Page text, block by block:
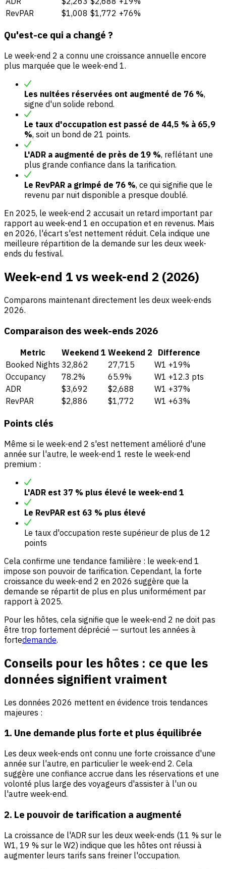
RevPAR
$1,008 $1,772 +76%
Qu'est-ce qui a changé ?
Le week-end 2 a connu une croissance annuelle encore
plus marquée que le week-end 1.
Les nuitées réservées ont augmenté de 76 %,
signe d'un solide rebond.
Le taux d'occupation est passé de 44,5 % à 65,9
%, soit un bond de 21 points.
L'ADR a augmenté de près de 19 %, reflétant une
plus grande confiance dans la tarification.
Le RevPAR a grimpé de 76 %, ce qui signifie que le
revenu par nuit disponible a presque doublé.
En 2025, le week-end 2 accusait un retard important par
rapport au week-end 1 en occupation et en revenus. Mais
en 2026, l'écart s'est nettement réduit. Cela indique une
meilleure répartition de la demande sur les deux week-
ends du festival.
Week-end 1 vs week-end 2 (2026)
Comparons maintenant directement les deux week-ends
2026.
Comparaison des week-ends 2026
Metric Weekend 1 Weekend 2
Difference
Booked Nights 32,862 27,715
W1 +19%
Occupancy
78.2% 65.9%
W1 +12.3 pts
ADR
$3,692 $2,688
W1 +37%
RevPAR
$2,886 $1,772 W1 +63%
Points clés
Même si le week-end 2 s'est nettement amélioré d'une
année sur l'autre, le week-end 1 reste le week-end
premium :
L'ADR est 37 % plus élevé le week-end 1
Le RevPAR est 63 % plus élevé
Le taux d'occupation reste supérieur de plus de 12
points
Cela confirme une tendance familière : le week-end 1
impose son pouvoir de tarification. Cependant, la forte
croissance du week-end 2 en 2026 suggère que la
demande se répartit de plus en plus uniformément par
rapport à 2025.
Pour les hôtes, cela signifie que le week-end 2 ne doit pas
être trop fortement déprécié — surtout les années à
fortedemande.
Conseils pour les hôtes : ce que les
données signifient vraiment
Les données 2026 mettent en évidence trois tendances
majeures :
1. Une demande plus forte et plus équilibrée
Les deux week-ends ont connu une forte croissance d'une
année sur l'autre, en particulier le week-end 2. Cela
suggère une confiance accrue dans les réservations et une
volonté plus large des voyageurs d'assister à l'un ou
l'autre week-end.
2. Le pouvoir de tarification a augmenté
La croissance de l'ADR sur les deux week-ends (11 % sur le
W1, 19 % sur le W2) indique que les hôtes ont réussi à
augmenter leurs tarifs sans freiner l'occupation.